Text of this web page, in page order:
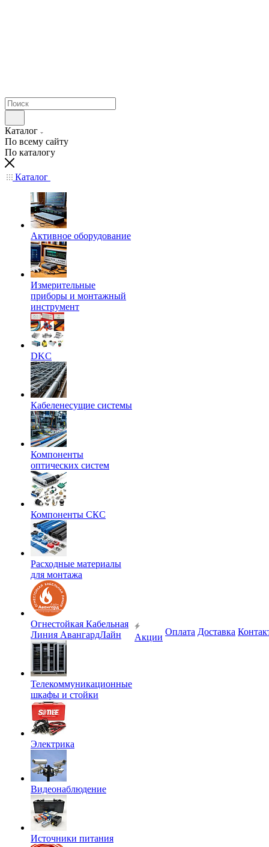
Каталог
По всему сайту
По каталогу
Каталог
Активное оборудование
Измерительные
приборы и монтажный
инструмент
DKC
Кабеленесущие системы
Компоненты
оптических систем
Компоненты СКС
Расходные материалы
для монтажа
Огнестойкая Кабельная
Линия АвангардЛайн
Телекоммуникационные
шкафы и стойки
Электрика
Видеонаблюдение
Источники питания
Акции
Оплата Доставка